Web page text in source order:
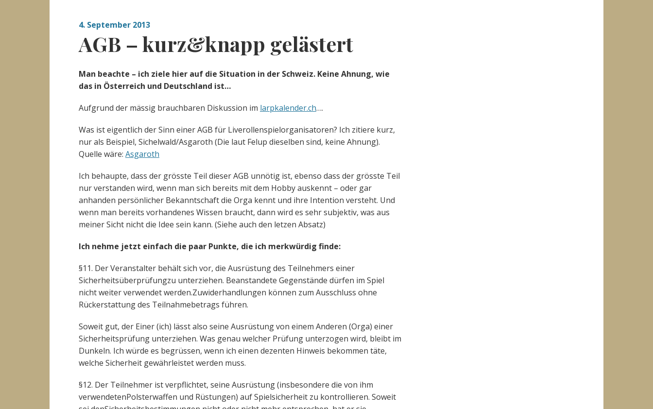
4. September 2013
AGB – kurz&knapp gelästert
Man beachte – ich ziele hier auf die Situation in der Schweiz. Keine Ahnung, wie
das in Österreich und Deutschland ist…
Aufgrund der mässig brauchbaren Diskussion im larpkalender.ch….
Was ist eigentlich der Sinn einer AGB für Liverollenspielorganisatoren? Ich zitiere kurz,
nur als Beispiel, Sichelwald/Asgaroth (Die laut Felup dieselben sind, keine Ahnung).
Quelle wäre: Asgaroth
Ich behaupte, dass der grösste Teil dieser AGB unnötig ist, ebenso dass der grösste Teil
nur verstanden wird, wenn man sich bereits mit dem Hobby auskennt – oder gar
anhanden persönlicher Bekanntschaft die Orga kennt und ihre Intention versteht. Und
wenn man bereits vorhandenes Wissen braucht, dann wird es sehr subjektiv, was aus
meiner Sicht nicht die Idee sein kann. (Siehe auch den letzen Absatz)
Ich nehme jetzt einfach die paar Punkte, die ich merkwürdig finde:
§11. Der Veranstalter behält sich vor, die Ausrüstung des Teilnehmers einer
Sicherheitsüberprüfungzu unterziehen. Beanstandete Gegenstände dürfen im Spiel
nicht weiter verwendet werden.Zuwiderhandlungen können zum Ausschluss ohne
Rückerstattung des Teilnahmebetrags führen.
Soweit gut, der Einer (ich) lässt also seine Ausrüstung von einem Anderen (Orga) einer
Sicherheitsprüfung unterziehen. Was genau welcher Prüfung unterzogen wird, bleibt im
Dunkeln. Ich würde es begrüssen, wenn ich einen dezenten Hinweis bekommen täte,
welche Sicherheit gewährleistet werden muss.
§12. Der Teilnehmer ist verpflichtet, seine Ausrüstung (insbesondere die von ihm
verwendetenPolsterwaffen und Rüstungen) auf Spielsicherheit zu kontrollieren. Soweit